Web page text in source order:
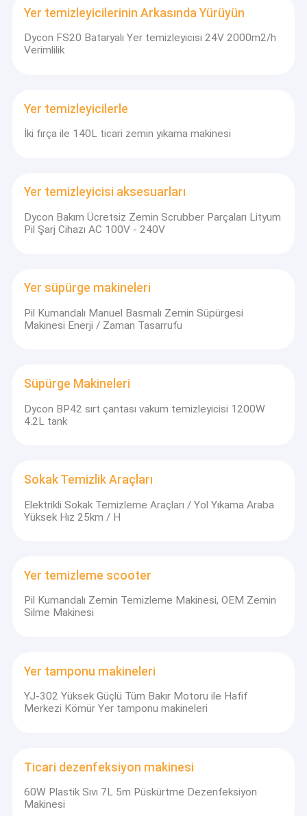
Yer temizleyicilerinin Arkasında Yürüyün
Dycon FS20 Bataryalı Yer temizleyicisi 24V 2000m2/h
Verimlilik
Yer temizleyicilerle
İki fırça ile 140L ticari zemin yıkama makinesi
Yer temizleyicisi aksesuarları
Dycon Bakım Ücretsiz Zemin Scrubber Parçaları Lityum
Pil Şarj Cihazı AC 100V - 240V
Yer süpürge makineleri
Pil Kumandalı Manuel Basmalı Zemin Süpürgesi
Makinesi Enerji / Zaman Tasarrufu
Süpürge Makineleri
Dycon BP42 sırt çantası vakum temizleyicisi 1200W
4.2L tank
Sokak Temizlik Araçları
Elektrikli Sokak Temizleme Araçları / Yol Yıkama Araba
Yüksek Hız 25km / H
Yer temizleme scooter
Pil Kumandalı Zemin Temizleme Makinesi, OEM Zemin
Silme Makinesi
Yer tamponu makineleri
YJ-302 Yüksek Güçlü Tüm Bakır Motoru ile Hafif
Merkezi Kömür Yer tamponu makineleri
Ticari dezenfeksiyon makinesi
60W Plastik Sıvı 7L 5m Püskürtme Dezenfeksiyon
Makinesi